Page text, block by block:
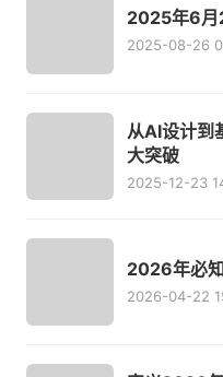
2025年6月
2025-08-26
从AI设计到
大突破
2025-12-23
2026年必
2026-04-22